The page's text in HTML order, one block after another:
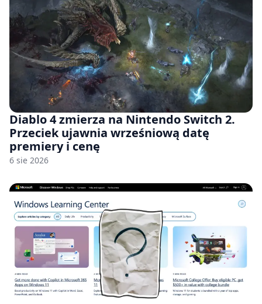
Diablo 4 zmierza na Nintendo Switch 2.
Przeciek ujawnia wrześniową datę
premiery i cenę
6 sie 2026